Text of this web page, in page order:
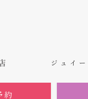
ジュイ
約